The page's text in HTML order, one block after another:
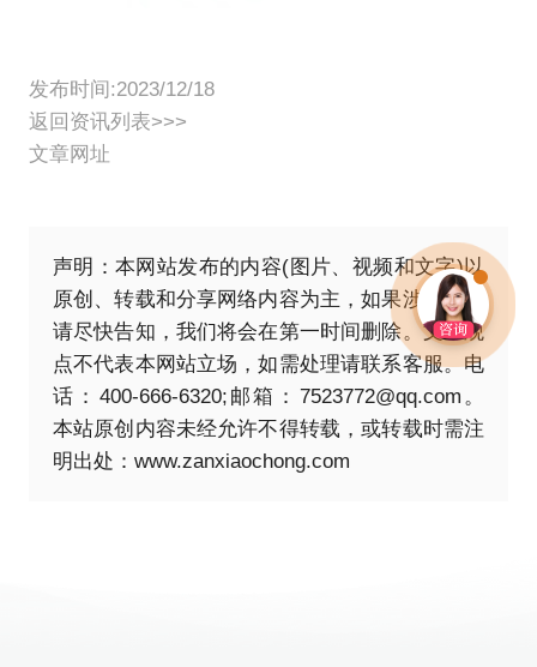
发布时间:2023/12/18
返回资讯列表>>>
文章网址
声明：本网站发布的内容(图片、视频和文字)以
原创、转载和分享网络内容为主，如果涉及侵权
请尽快告知，我们将会在第一时间删除。文章观
点不代表本网站立场，如需处理请联系客服。电
话：400-666-6320;邮箱：7523772@qq.com。
本站原创内容未经允许不得转载，或转载时需注
明出处： www.zanxiaochong.com